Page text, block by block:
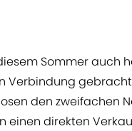
Sommer
Verbindung
den zweifachen
einen direkten